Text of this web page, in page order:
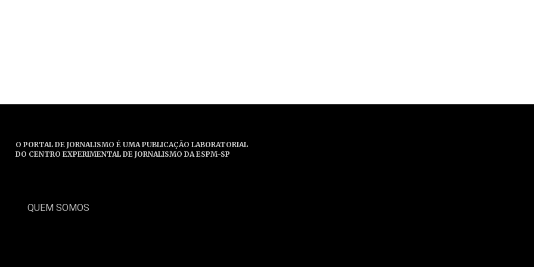
O PORTAL DE JORNALISMO É UMA PUBLICAÇÃO LABORATORIAL
DO CENTRO EXPERIMENTAL DE JORNALISMO DA ESPM-SP
QUEM SOMOS